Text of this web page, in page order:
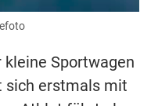
kleine Sportwagen
sich erstmals mit